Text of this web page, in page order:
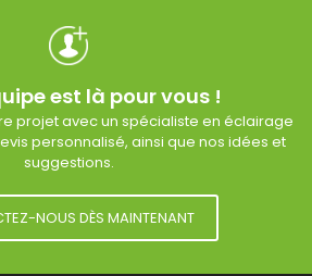
est là pour vous !
projet avec un spécialiste en éclairage
personnalisé, ainsi que nos idées et
suggestions.
NOUS DÈS MAINTENANT